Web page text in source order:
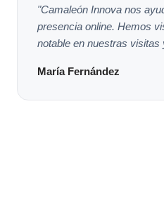
"Camaleón Innova nos
presencia online. Hemos
notable en nuestras visitas
María Fernández